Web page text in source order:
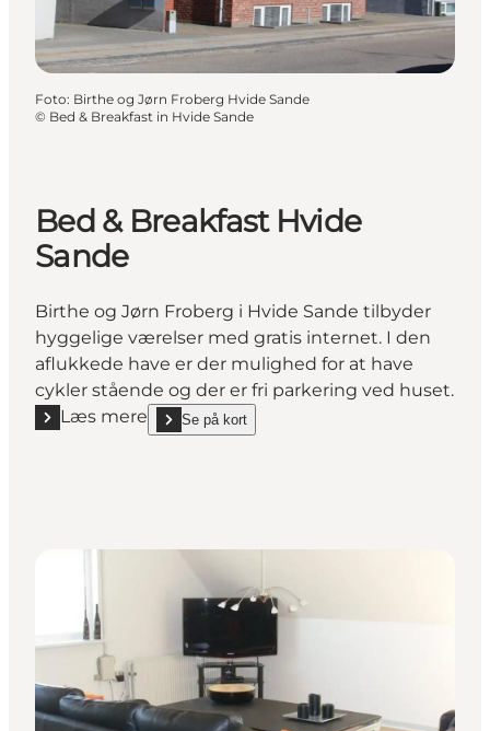
Foto: Birthe og Jørn Froberg Hvide Sande
© Bed & Breakfast in Hvide Sande
Bed & Breakfast Hvide
Sande
Birthe og Jørn Froberg i Hvide Sande tilbyder
hyggelige værelser med gratis internet. I den
aflukkede have er der mulighed for at have
cykler stående og der er fri parkering ved huset.
Læs mere
Læs mere "Bed & Breakfast Hvide Sande"
Se på kort
show Bed & Breakfast Hvide Sande on_map